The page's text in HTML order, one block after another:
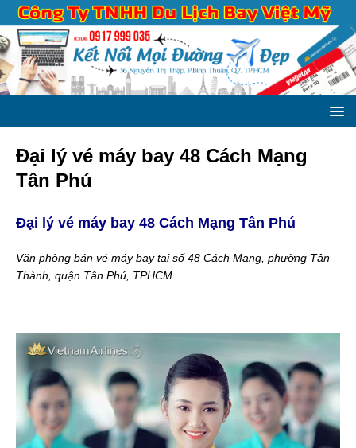
Đại lý vé máy bay 48 Cách Mạng
Tân Phú
Đại lý vé máy bay 48 Cách Mạng Tân Phú
Văn phòng bán vé máy bay tại số 48 Cách Mạng, phường Tân
Thành, quận Tân Phú, TPHCM.